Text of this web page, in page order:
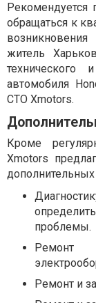
Рекомендуется
обращаться к
житель
технического
автомобиля
СТО Xmotors.
Кроме
Xmotors
дополнительных
проблемы.
Ремонт и